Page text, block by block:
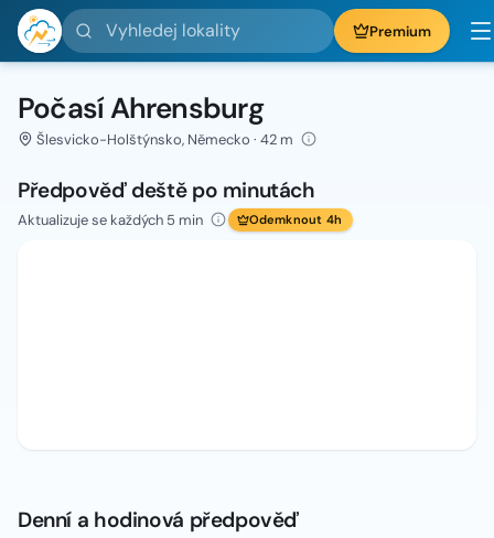
Vyhledej lokality Premium
Počasí Ahrensburg
Šlesvicko-Holštýnsko, Německo · 42 m
Předpověď deště po minutách
Aktualizuje se každých 5 min Odemknout 4h
Denní a hodinová předpověď